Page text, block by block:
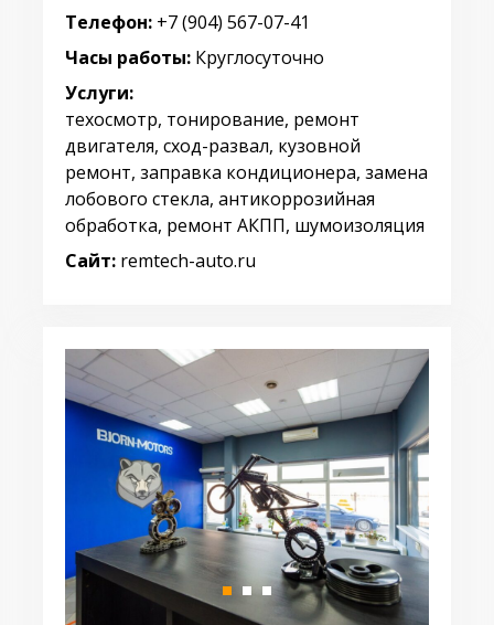
Телефон: +7 (904) 567-07-41
Часы работы: Круглосуточно
Услуги:
техосмотр, тонирование, ремонт
двигателя, сход-развал, кузовной
ремонт, заправка кондиционера, замена
лобового стекла, антикоррозийная
обработка, ремонт АКПП, шумоизоляция
Сайт: remtech-auto.ru